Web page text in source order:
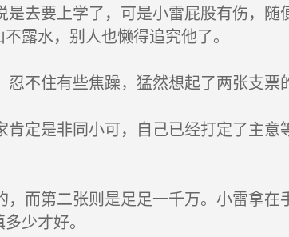
去要上学了，可是小雷屁股有伤，随
露水，别人也懒得追究他了。
不住有些焦躁，猛然想起了两张支票
定是非同小可，自己已经打定了主意
而第二张则是足足一千万。小雷拿在
少才好。